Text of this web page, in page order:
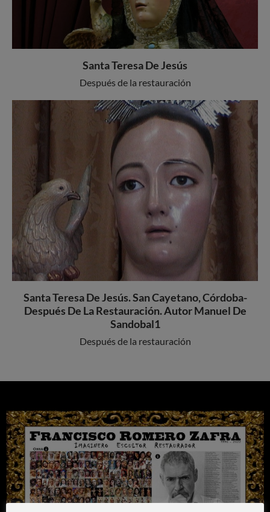
Santa Teresa De Jesús
Después de la restauración
Santa Teresa De Jesús. San Cayetano, Córdoba-
Después De La Restauración. Autor Manuel De
Sandobal1
Después de la restauración